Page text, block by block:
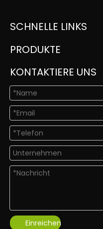
SCHNELLE LINKS
PRODUKTE
KONTAKTIERE UNS
Einreichen